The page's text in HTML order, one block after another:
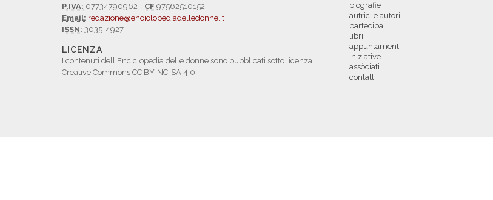
P.IVA: 07734790962 - CF 97562510152
Email: redazione@enciclopediadelledonne.it
ISSN: 3035-4927
LICENZA
I contenuti dell'Enciclopedia delle donne sono pubblicati sotto licenza
Creative Commons CC BY-NC-SA 4.0.
biografie
autrici e autori
partecipa
libri
appuntamenti
iniziative
assòciati
contatti